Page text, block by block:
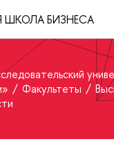
БИЗНЕСА
Факультеты